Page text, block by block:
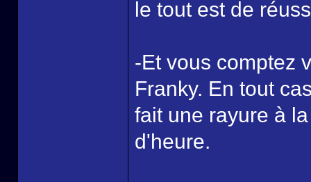
le tout est de
-Et vous comptez
Franky. En tout
fait une rayure à
d'heure.